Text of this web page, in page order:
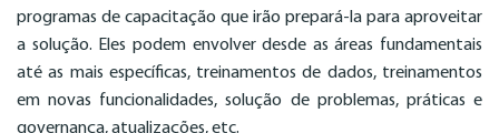
programas de capacitação que irão prepará-la para aproveitar
a solução. Eles podem envolver desde as áreas fundamentais
até as mais específicas, treinamentos de dados, treinamentos
em novas funcionalidades, solução de problemas, práticas e
governança, atualizações, etc.